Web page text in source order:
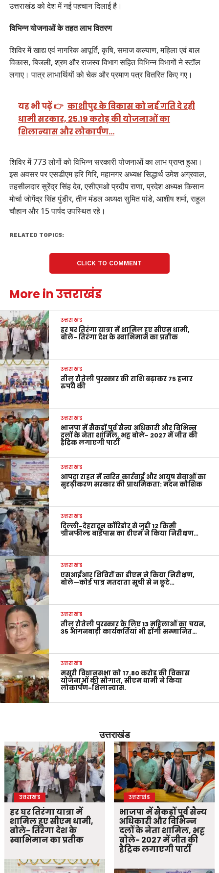
उत्तराखंड को देश में नई पहचान दिलाई है।
विभिन्न योजनाओं के तहत लाभ वितरण
शिविर में खाद्य एवं नागरिक आपूर्ति, कृषि, समाज कल्याण, महिला एवं बाल
विकास, बिजली, श्रम और राजस्व विभाग सहित विभिन्न विभागों ने स्टॉल
लगाए। पात्र लाभार्थियों को चेक और प्रमाण पत्र वितरित किए गए।
यह भी पढ़ें 👉 काशीपुर के विकास को नई गति दे रही
धामी सरकार, 25.19 करोड़ की योजनाओं का
शिलान्यास और लोकार्पण…
शिविर में 773 लोगों को विभिन्न सरकारी योजनाओं का लाभ प्राप्त हुआ।
इस अवसर पर एसडीएम हरि गिरि, महानगर अध्यक्ष सिद्धार्थ उमेश अग्रवाल,
तहसीलदार सुरेंद्र सिंह देव, एसीएमओ प्रदीप राणा, प्रदेश अध्यक्ष किसान
मोर्चा जोगेंद्र सिंह पुंडीर, तीन मंडल अध्यक्ष सुमित पांडे, आशीष शर्मा, राहुल
चौहान और 15 पार्षद उपस्थित रहे।
RELATED TOPICS:
CLICK TO COMMENT
More in उत्तराखंड
उत्तराखंड
हर घर तिरंगा यात्रा में शामिल हुए सीएम धामी,
बोले- तिरंगा देश के स्वाभिमान का प्रतीक
उत्तराखंड
तीलू रौतेली पुरस्कार की राशि बढ़ाकर 75 हजार
रुपये की
उत्तराखंड
भाजपा में सैकड़ों पूर्व सैन्य अधिकारी और विभिन्न
दलों के नेता शामिल, भट्ट बोले- 2027 में जीत की
हैट्रिक लगाएगी पार्टी
उत्तराखंड
आपदा राहत में त्वरित कार्रवाई और आयुष सेवाओं का
सुदृढ़ीकरण सरकार की प्राथमिकता: मदन कौशिक
उत्तराखंड
दिल्ली-देहरादून कॉरिडोर से जुड़ी 12 किमी
ग्रीनफील्ड बाईपास का डीएम ने किया निरीक्षण…
उत्तराखंड
एसआईआर शिविरों का डीएम ने किया निरीक्षण,
बोले—कोई पात्र मतदाता सूची से न छूटे…
उत्तराखंड
तीलू रौतेली पुरस्कार के लिए 13 महिलाओं का चयन,
35 आंगनबाड़ी कार्यकर्तियां भी होंगी सम्मानित…
उत्तराखंड
मसूरी विधानसभा को 17.80 करोड़ की विकास
योजनाओं की सौगात, सीएम धामी ने किया
लोकार्पण-शिलान्यास.
उत्तराखंड
उत्तराखंड
हर घर तिरंगा यात्रा में
शामिल हुए सीएम धामी,
बोले- तिरंगा देश के
स्वाभिमान का प्रतीक
उत्तराखंड
भाजपा में सैकड़ों पूर्व सैन्य
अधिकारी और विभिन्न
दलों के नेता शामिल, भट्ट
बोले- 2027 में जीत की
हैट्रिक लगाएगी पार्टी